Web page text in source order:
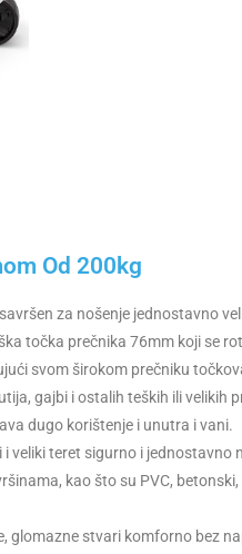
Od 200kg
za nošenje jednostavno
točka prečnika 76mm koji se
svom širokom prečniku
gajbi i ostalih teških ili velikih
dugo korištenje i unutra i vani.
veliki teret sigurno i jednostavno
kao što su PVC,
glomazne stvari komforno bez